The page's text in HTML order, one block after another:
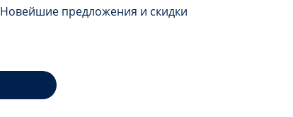
Новейшие предложения и скидки